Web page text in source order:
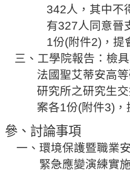
規
342人，其中不
有327人同意晉
1份(附件2) ，提
三 、工學院報告 ：檢
法國聖艾蒂安高
研究所之研究生
案各1份(附件3)
參、討論事項
一 、環境保護暨職業
緊急應變演練實